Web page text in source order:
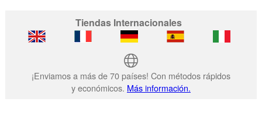
Tiendas Internacionales
¡Enviamos a más de 70 países! Con métodos rápidos
y económicos. Más información.